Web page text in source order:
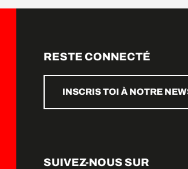
RESTE CONNECTÉ
INSCRIS TOI À NOTRE
SUIVEZ-NOUS SUR